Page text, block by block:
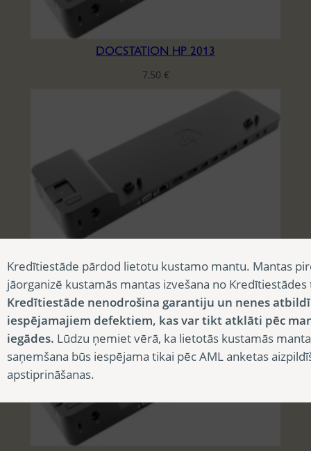
DOCSTATION HP 2013
7,50 €
7,50 €
Kredītiestāde pārdod lietotu kustamo mantu. Mantas
jāorganizē kustamās mantas izvešana no
Kredītiestāde nenodrošina garantiju un nenes
iespējamajiem defektiem, kas var tikt atklāti pēc
iegādes. Lūdzu ņemiet vērā, ka lietotās kustamās
saņemšana būs iespējama tikai pēc AML anketas
apstiprināšanas.